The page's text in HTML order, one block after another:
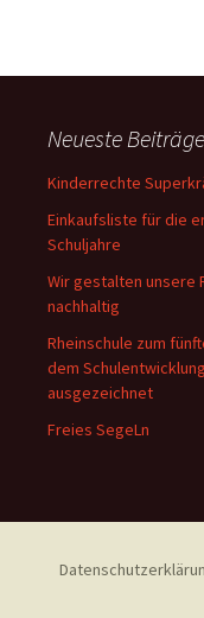
Neueste Beiträge
Kinderrechte
Einkaufsliste für die
Schuljahre
Wir gestalten unsere
nachhaltig
Rheinschule zum
dem
ausgezeichnet
Freies SegeLn